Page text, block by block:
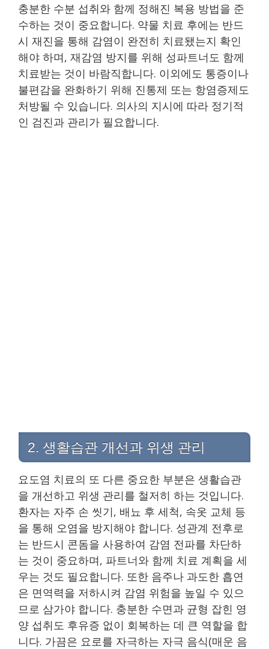
충분한 수분 섭취와 함께 정해진 복용 방법을 준
수하는 것이 중요합니다. 약물 치료 후에는 반드
시 재진을 통해 감염이 완전히 치료됐는지 확인
해야 하며, 재감염 방지를 위해 성파트너도 함께
치료받는 것이 바람직합니다. 이외에도 통증이나
불편감을 완화하기 위해 진통제 또는 항염증제도
처방될 수 있습니다. 의사의 지시에 따라 정기적
인 검진과 관리가 필요합니다.
2. 생활습관 개선과 위생 관리
요도염 치료의 또 다른 중요한 부분은 생활습관
을 개선하고 위생 관리를 철저히 하는 것입니다.
환자는 자주 손 씻기, 배뇨 후 세척, 속옷 교체 등
을 통해 오염을 방지해야 합니다. 성관계 전후로
는 반드시 콘돔을 사용하여 감염 전파를 차단하
는 것이 중요하며, 파트너와 함께 치료 계획을 세
우는 것도 필요합니다. 또한 음주나 과도한 흡연
은 면역력을 저하시켜 감염 위험을 높일 수 있으
므로 삼가야 합니다. 충분한 수면과 균형 잡힌 영
양 섭취도 후유증 없이 회복하는 데 큰 역할을 합
니다. 가끔은 요로를 자극하는 자극 음식(매운 음